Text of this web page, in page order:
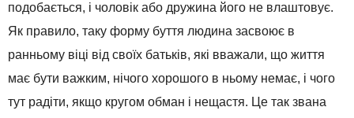
подобається, і чоловік або дружина його не влаштовує.
Як правило, таку форму буття людина засвоює в
ранньому віці від своїх батьків, які вважали, що життя
має бути важким, нічого хорошого в ньому немає, і чого
тут радіти, якщо кругом обман і нещастя. Це так звана